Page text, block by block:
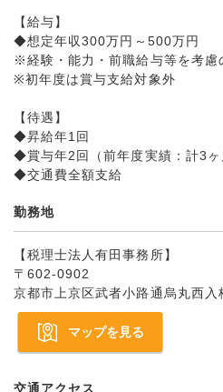
【給与】
◆想定年収300万円～500万円
※経験・能力・前職給与等を考慮
※初年度は賞与支給対象外
【待遇】
◆昇給年1回
◆賞与年2回（前年度実績：計3ヶ
◆交通費全額支給
勤務地
【税理士法人有田事務所】
〒602-0902
京都市上京区武者小路通烏丸西入
マップを見る
交通アクセス